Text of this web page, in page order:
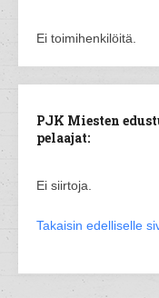
Ei toimihenkilöitä.
PJK Miesten
pelaajat:
Ei siirtoja.
Takaisin edelliselle